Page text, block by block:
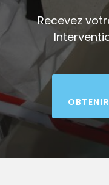
Recevez